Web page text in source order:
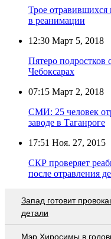
Трое отравившихся
в реанимации
12:30 Март 5, 2018
Пятеро подростков
Чебоксарах
07:15 Март 2, 2018
СМИ: 25 человек
заводе в Таганроге
17:51 Ноя. 27, 2015
СКР проверяет
после отравления
Запад готовит
детали
Мэр Хиросимы в